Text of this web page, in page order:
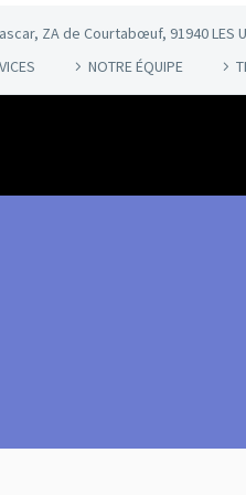
ZA de Courtabœuf, 91940 LES
NOTRE ÉQUIPE